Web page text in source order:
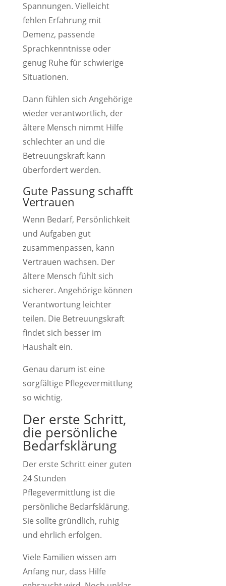
Spannungen. Vielleicht
fehlen Erfahrung mit
Demenz, passende
Sprachkenntnisse oder
genug Ruhe für schwierige
Situationen.
Dann fühlen sich Angehörige
wieder verantwortlich, der
ältere Mensch nimmt Hilfe
schlechter an und die
Betreuungskraft kann
überfordert werden.
Gute Passung schafft
Vertrauen
Wenn Bedarf, Persönlichkeit
und Aufgaben gut
zusammenpassen, kann
Vertrauen wachsen. Der
ältere Mensch fühlt sich
sicherer. Angehörige können
Verantwortung leichter
teilen. Die Betreuungskraft
findet sich besser im
Haushalt ein.
Genau darum ist eine
sorgfältige Pflegevermittlung
so wichtig.
Der erste Schritt,
die persönliche
Bedarfsklärung
Der erste Schritt einer guten
24 Stunden
Pflegevermittlung ist die
persönliche Bedarfsklärung.
Sie sollte gründlich, ruhig
und ehrlich erfolgen.
Viele Familien wissen am
Anfang nur, dass Hilfe